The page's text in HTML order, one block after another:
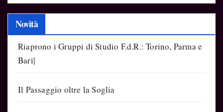
Novità
Riaprono i Gruppi di Studio F.d.R.: Torino, Parma e
Bari|
Il Passaggio oltre la Soglia